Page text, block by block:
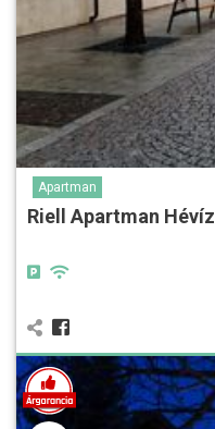
Apartman
Riell Apartman Hévíz